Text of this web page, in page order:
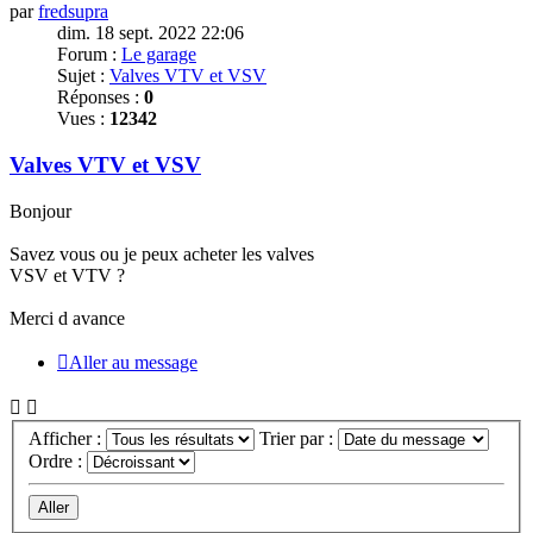
parfredsupra
dim. 18 sept. 2022 22:06
Forum : Le garage
Sujet : Valves VTV et VSV
Réponses : 0
Vues : 12342
Valves VTV et VSV
Bonjour
Savez vous ou je peux acheter les valves
VSV et VTV ?
Merci d avance
Aller au message
Afficher :
Trier par :
Ordre :